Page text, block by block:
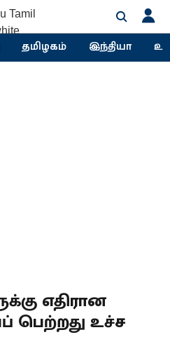
தமிழகம் இந்தியா
எதிரான
பெற்றது உச்ச